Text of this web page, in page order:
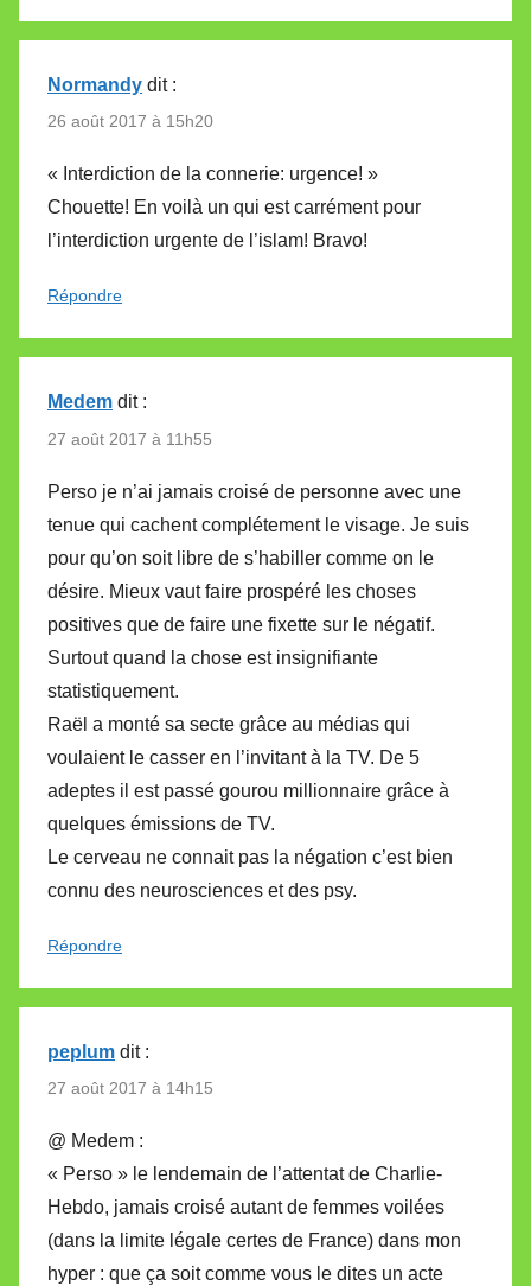
Normandy dit :
26 août 2017 à 15h20
« Interdiction de la connerie: urgence! »
Chouette! En voilà un qui est carrément pour
l’interdiction urgente de l’islam! Bravo!
Répondre
Medem dit :
27 août 2017 à 11h55
Perso je n’ai jamais croisé de personne avec une
tenue qui cachent complétement le visage. Je suis
pour qu’on soit libre de s’habiller comme on le
désire. Mieux vaut faire prospéré les choses
positives que de faire une fixette sur le négatif.
Surtout quand la chose est insignifiante
statistiquement.
Raël a monté sa secte grâce au médias qui
voulaient le casser en l’invitant à la TV. De 5
adeptes il est passé gourou millionnaire grâce à
quelques émissions de TV.
Le cerveau ne connait pas la négation c’est bien
connu des neurosciences et des psy.
Répondre
peplum dit :
27 août 2017 à 14h15
@ Medem :
« Perso » le lendemain de l’attentat de Charlie-
Hebdo, jamais croisé autant de femmes voilées
(dans la limite légale certes de France) dans mon
hyper : que ça soit comme vous le dites un acte